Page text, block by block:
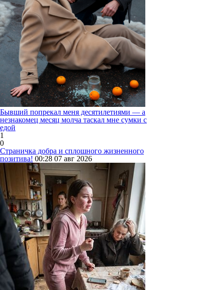
Бывший попрекал меня десятилетиями — а
незнакомец месяц молча таскал мне сумки с
едой
1
0
Страничка добра и сплошного жизненного
позитива! 00:28 07 авг 2026